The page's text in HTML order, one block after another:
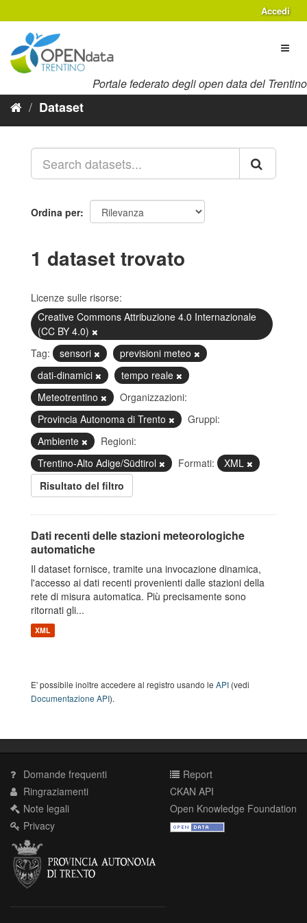
al
contenuto
Accedi
Portale federato degli open data del Trentino
Dataset
Ordina per
1 dataset trovato
Licenze sulle risorse:
Creative Commons Attribuzione 4.0 Internazionale
(CC BY 4.0)
Tag:
sensori
previsioni meteo
dati-dinamici
tempo reale
Meteotrentino
Organizzazioni:
Provincia Autonoma di Trento
Gruppi:
Ambiente
Regioni:
Trentino-Alto Adige/Südtirol
Formati:
XML
Risultato del filtro
Dati recenti delle stazioni meteorologiche
automatiche
Il dataset fornisce, tramite una invocazione dinamica,
l'accesso ai dati recenti provenienti dalle stazioni della
rete di misura automatica. Più precisamente sono
ritornati gli...
XML
E' possibile inoltre accedere al registro usando le API (vedi
Documentazione API).
Domande frequenti
Ringraziamenti
Note legali
Privacy
Report
CKAN API
Open Knowledge Foundation